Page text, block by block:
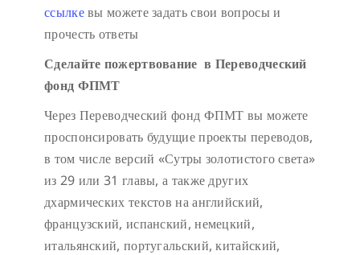
ссылкевы можете задать свои вопросы и
прочесть ответы
Сделайте пожертвование в Переводческий
фонд ФПМТ
Через Переводческий фонд ФПМТ вы можете
проспонсировать будущие проекты переводов,
в том числе версий «Сутры золотистого света»
из 29 или 31 главы, а также других
дхармических текстов на английский,
французский, испанский, немецкий,
итальянский, португальский, китайский,